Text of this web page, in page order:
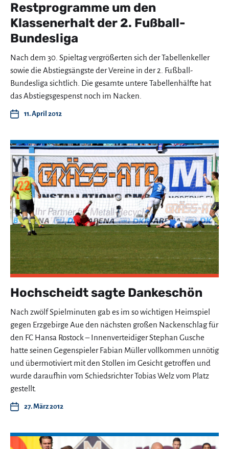
Restprogramme um den
Klassenerhalt der 2. Fußball-
Bundesliga
Nach dem 30. Spieltag vergrößerten sich der Tabellenkeller
sowie die Abstiegsängste der Vereine in der 2. Fußball-
Bundesliga sichtlich. Die gesamte untere Tabellenhälfte hat
das Abstiegsgespenst noch im Nacken.
11. April 2012
Hochscheidt sagte Dankeschön
Nach zwölf Spielminuten gab es im so wichtigen Heimspiel
gegen Erzgebirge Aue den nächsten großen Nackenschlag für
den FC Hansa Rostock – Innenverteidiger Stephan Gusche
hatte seinen Gegenspieler Fabian Müller vollkommen unnötig
und übermotiviert mit den Stollen im Gesicht getroffen und
wurde daraufhin vom Schiedsrichter Tobias Welz vom Platz
gestellt.
27. März 2012